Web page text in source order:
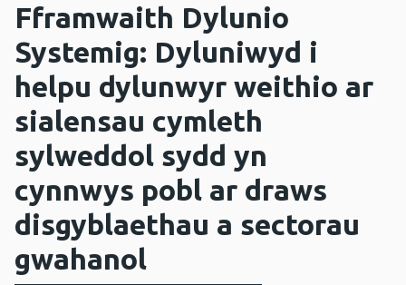
Fframwaith Dylunio
Systemig: Dyluniwyd i
helpu dylunwyr weithio ar
sialensau cymleth
sylweddol sydd yn
cynnwys pobl ar draws
disgyblaethau a sectorau
gwahanol